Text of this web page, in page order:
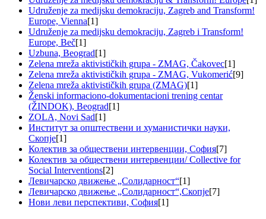
Udruženje za medijsku demokraciju, Zagreb and Transform!
Europe, Vienna[1]
Udruženje za medijsku demokraciju, Zagreb i Transform!
Europe, Beč[1]
Uzbuna, Beograd[1]
Zelena mreža aktivističkih grupa - ZMAG, Čakovec[1]
Zelena mreža aktivističkih grupa - ZMAG, Vukomerić[9]
Zelena mreža aktivističkih grupa (ZMAG)[1]
Ženski informaciono-dokumentacioni trening centar
(ŽINDOK), Beograd[1]
ZOLA, Novi Sad[1]
Институт за општествени и хуманистички науки,
Скопје[1]
Колектив за обществени интервенции, София[7]
Колектив за обществени интервенции/ Collective for
Social Interventions[2]
Левичарско движење „Солидарност“[1]
Левичарско движење „Солидарност“,Скопје[7]
Нови леви перспективи, София[1]